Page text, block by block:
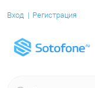
Вход Регистрация